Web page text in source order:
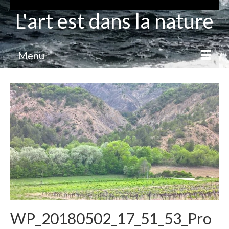
L'art est dans la nature
Menu
WP_20180502_17_51_53_Pro